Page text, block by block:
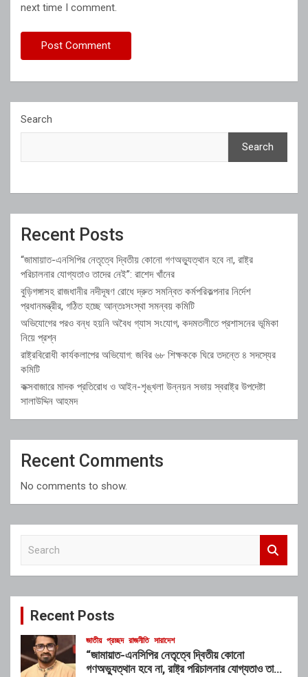
next time I comment.
Search
Search
Recent Posts
“জামায়াত-এনসিপির নেতৃত্বে দ্বিতীয় কোনো গণঅভ্যুত্থান হবে না, রাষ্ট্র
পরিচালনার যোগ্যতাও তাদের নেই”: রাশেদ খাঁনের
বুড়িগঙ্গাসহ রাজধানীর নদীদূষণ রোধে দ্রুত সমন্বিত কর্মপরিকল্পনার নির্দেশ
প্রধানমন্ত্রীর, গঠিত হচ্ছে আন্তঃসংস্থা সমন্বয় কমিটি
অভিযোগের পরও বন্ধ হয়নি অবৈধ গ্যাস সংযোগ, কদমতলীতে প্রশাসনের ভূমিকা
নিয়ে প্রশ্ন
রাষ্ট্রবিরোধী কার্যকলাপের অভিযোগ: জবির ৬৮ শিক্ষককে ঘিরে তদন্তে ৪ সদস্যের
কমিটি
কক্সবাজারে মাদক প্রতিরোধ ও আইন-শৃঙ্খলা উন্নয়ন সভায় স্বরাষ্ট্র উপদেষ্টা
সালাউদ্দিন আহমদ
Recent Comments
No comments to show.
c
Recent Posts
জাতীয় প্রচ্ছদ রাজনীতি সারাদেশ
“জামায়াত-এনসিপির নেতৃত্বে দ্বিতীয় কোনো
গণঅভ্যুত্থান হবে না, রাষ্ট্র পরিচালনার যোগ্যতাও তাদের